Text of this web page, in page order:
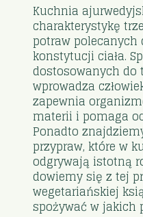
Kuchnia
charakterystykę
potraw
konstytucji ciała.
dostosowanych do
wprowadza
zapewnia
materii i pomaga
Ponadto
przypraw, które w
odgrywają istotną
dowiemy się z tej
wegetariańskiej
spożywać w jakich